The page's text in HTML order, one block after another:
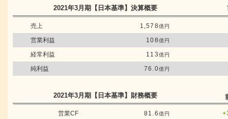
2021年3月期 【日本基準】 決算概要
売上 1,578億円
営業利益 108億円
経常利益 113億円
純利益 76.0億円
2021年3月期 【日本基準】 財務概要
営業CF 81.6億円